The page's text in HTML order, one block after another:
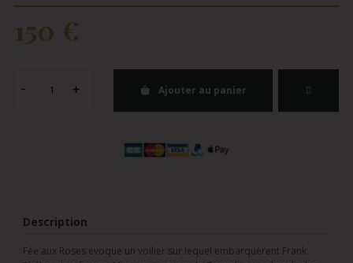
150 €
Ajouter au panier
Description
Fée aux Roses évoque un voilier sur lequel embarquèrent Frank